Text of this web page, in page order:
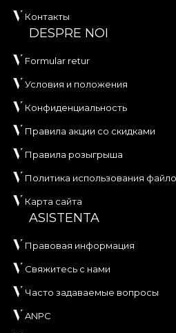
Контакты
DESPRE NOI
Formular retur
Условия и положения
Конфиденциальность
Правила акции со скидками
Правила розыгрыша
Политика использования
Карта сайта
ASISTENTA
Правовая информация
Свяжитесь с нами
Часто задаваемые вопросы
ANPC